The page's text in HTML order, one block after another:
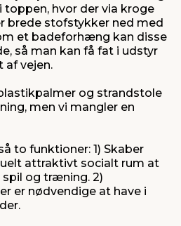
hvor der via kroge
brede stofstykker ned med
et badeforhæng kan disse
så man kan få fat i udstyr
af vejen.
og strandstole
men vi mangler en
to funktioner: 1) Skaber
attraktivt socialt rum at
og træning. 2)
er nødvendige at have i